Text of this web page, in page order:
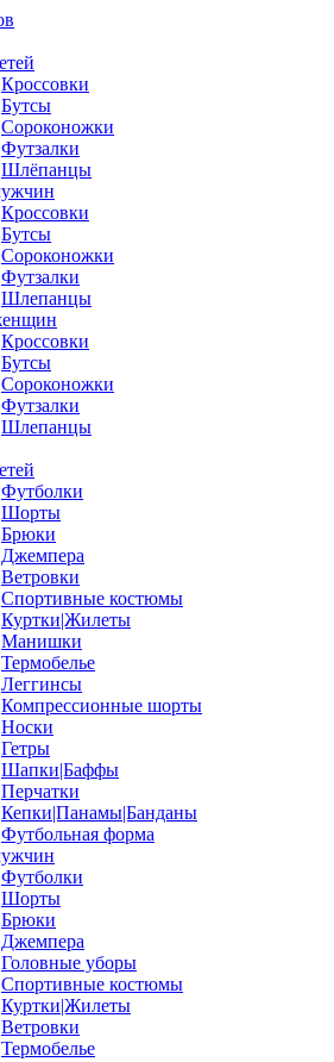
Кроссовки
Бутсы
Сороконожки
Футзалки
Шлёпанцы
Кроссовки
Бутсы
Сороконожки
Футзалки
Шлепанцы
Кроссовки
Бутсы
Сороконожки
Футзалки
Шлепанцы
Футболки
Шорты
Брюки
Джемпера
Ветровки
Спортивные костюмы
Куртки|Жилеты
Манишки
Термобелье
Леггинсы
Компрессионные шорты
Носки
Гетры
Шапки|Баффы
Перчатки
Кепки|Панамы|Банданы
Футбольная форма
Футболки
Шорты
Брюки
Джемпера
Головные уборы
Спортивные костюмы
Куртки|Жилеты
Ветровки
Термобелье